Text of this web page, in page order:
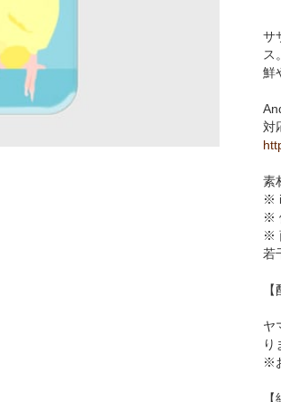
サ
ス。
鮮
対
素
※
※
※
若
ヤ
り
※